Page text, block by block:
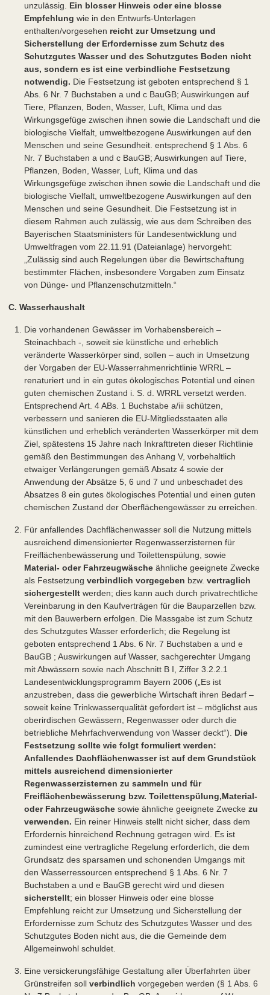
unzulässig. Ein blosser Hinweis oder eine blosse
Empfehlung wie in den Entwurfs-Unterlagen
enthalten/vorgesehen reicht zur Umsetzung und
Sicherstellung der Erfordernisse zum Schutz des
Schutzgutes Wasser und des Schutzgutes Boden nicht
aus, sondern es ist eine verbindliche Festsetzung
notwendig. Die Festsetzung ist geboten entsprechend § 1
Abs. 6 Nr. 7 Buchstaben a und c BauGB; Auswirkungen auf
Tiere, Pflanzen, Boden, Wasser, Luft, Klima und das
Wirkungsgefüge zwischen ihnen sowie die Landschaft und die
biologische Vielfalt, umweltbezogene Auswirkungen auf den
Menschen und seine Gesundheit. entsprechend § 1 Abs. 6
Nr. 7 Buchstaben a und c BauGB; Auswirkungen auf Tiere,
Pflanzen, Boden, Wasser, Luft, Klima und das
Wirkungsgefüge zwischen ihnen sowie die Landschaft und die
biologische Vielfalt, umweltbezogene Auswirkungen auf den
Menschen und seine Gesundheit. Die Festsetzung ist in
diesem Rahmen auch zulässig, wie aus dem Schreiben des
Bayerischen Staatsministers für Landesentwicklung und
Umweltfragen vom 22.11.91 (Dateianlage) hervorgeht:
„Zulässig sind auch Regelungen über die Bewirtschaftung
bestimmter Flächen, insbesondere Vorgaben zum Einsatz
von Dünge- und Pflanzenschutzmitteln.“
C. Wasserhaushalt
Die vorhandenen Gewässer im Vorhabensbereich –
Steinachbach -, soweit sie künstliche und erheblich
veränderte Wasserkörper sind, sollen – auch in Umsetzung
der Vorgaben der EU-Wasserrahmenrichtlinie WRRL –
renaturiert und in ein gutes ökologisches Potential und einen
guten chemischen Zustand i. S. d. WRRL versetzt werden.
Entsprechend Art. 4 ABs. 1 Buchstabe a/iii schützen,
verbessern und sanieren die EU-Mitgliedsstaaten alle
künstlichen und erheblich veränderten Wasserkörper mit dem
Ziel, spätestens 15 Jahre nach Inkrafttreten dieser Richtlinie
gemäß den Bestimmungen des Anhang V, vorbehaltlich
etwaiger Verlängerungen gemäß Absatz 4 sowie der
Anwendung der Absätze 5, 6 und 7 und unbeschadet des
Absatzes 8 ein gutes ökologisches Potential und einen guten
chemischen Zustand der Oberflächengewässer zu erreichen.
Für anfallendes Dachflächenwasser soll die Nutzung mittels
ausreichend dimensionierter Regenwasserzisternen für
Freiflächenbewässerung und Toilettenspülung, sowie
Material- oder Fahrzeugwäsche ähnliche geeignete Zwecke
als Festsetzung verbindlich vorgegeben bzw. vertraglich
sichergestellt werden; dies kann auch durch privatrechtliche
Vereinbarung in den Kaufverträgen für die Bauparzellen bzw.
mit den Bauwerbern erfolgen. Die Massgabe ist zum Schutz
des Schutzgutes Wasser erforderlich; die Regelung ist
geboten entsprechend 1 Abs. 6 Nr. 7 Buchstaben a und e
BauGB ; Auswirkungen auf Wasser, sachgerechter Umgang
mit Abwässern sowie nach Abschnitt B I, Ziffer 3.2.2.1
Landesentwicklungsprogramm Bayern 2006 („Es ist
anzustreben, dass die gewerbliche Wirtschaft ihren Bedarf –
soweit keine Trinkwasserqualität gefordert ist – möglichst aus
oberirdischen Gewässern, Regenwasser oder durch die
betriebliche Mehrfachverwendung von Wasser deckt“). Die
Festsetzung sollte wie folgt formuliert werden:
Anfallendes Dachflächenwasser ist auf dem Grundstück
mittels ausreichend dimensionierter
Regenwasserzisternen zu sammeln und für
Freiflächenbewässerung bzw. Toilettenspülung,Material-
oder Fahrzeugwäsche sowie ähnliche geeignete Zwecke zu
verwenden. Ein reiner Hinweis stellt nicht sicher, dass dem
Erfordernis hinreichend Rechnung getragen wird. Es ist
zumindest eine vertragliche Regelung erforderlich, die dem
Grundsatz des sparsamen und schonenden Umgangs mit
den Wasserressourcen entsprechend § 1 Abs. 6 Nr. 7
Buchstaben a und e BauGB gerecht wird und diesen
sicherstellt; ein blosser Hinweis oder eine blosse
Empfehlung reicht zur Umsetzung und Sicherstellung der
Erfordernisse zum Schutz des Schutzgutes Wasser und des
Schutzgutes Boden nicht aus, die die Gemeinde dem
Allgemeinwohl schuldet.
Eine versickerungsfähige Gestaltung aller Überfahrten über
Grünstreifen soll verbindlich vorgegeben werden (§ 1 Abs. 6